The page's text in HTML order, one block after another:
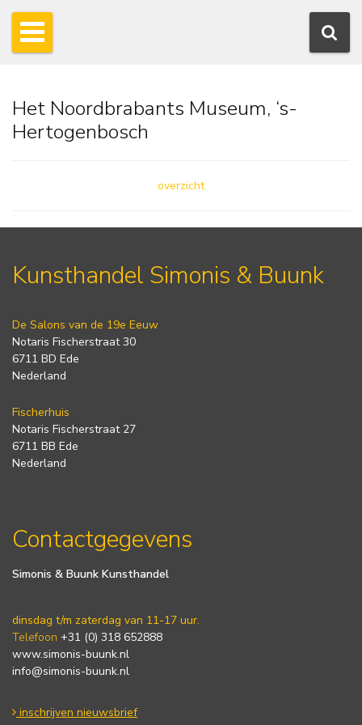
Het Noordbrabants Museum, ‘s-
Hertogenbosch
overzicht
Kunsthandel Simonis & Buunk
De Salons van de 19e Eeuw
Notaris Fischerstraat 30
6711 BD Ede
Nederland
Fischerhuis
Notaris Fischerstraat 27
6711 BB Ede
Nederland
Contactgegevens
Simonis & Buunk Kunsthandel
dinsdag t/m zaterdag van 11-17 uur.
Telefoon +31 (0) 318 652888
www.simonis-buunk.nl
info@simonis-buunk.nl
inschrijven nieuwsbrief